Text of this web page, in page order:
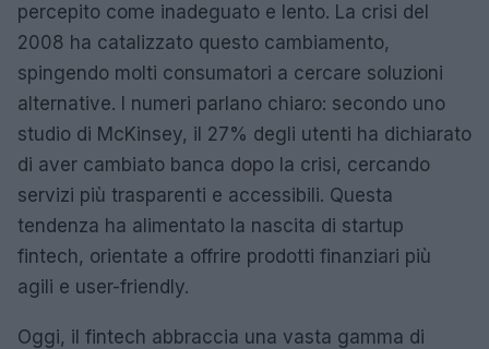
percepito come inadeguato e lento. La crisi del
2008 ha catalizzato questo cambiamento,
spingendo molti consumatori a cercare soluzioni
alternative. I numeri parlano chiaro: secondo uno
studio di McKinsey, il 27% degli utenti ha dichiarato
di aver cambiato banca dopo la crisi, cercando
servizi più trasparenti e accessibili. Questa
tendenza ha alimentato la nascita di startup
fintech, orientate a offrire prodotti finanziari più
agili e user-friendly.
Oggi, il fintech abbraccia una vasta gamma di